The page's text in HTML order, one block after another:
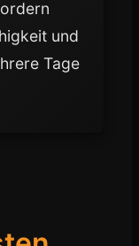
und
Tage